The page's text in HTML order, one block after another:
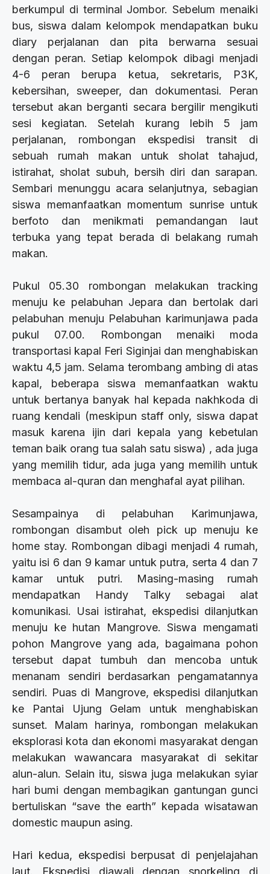
berkumpul di terminal Jombor. Sebelum menaiki
bus, siswa dalam kelompok mendapatkan buku
diary perjalanan dan pita berwarna sesuai
dengan peran. Setiap kelompok dibagi menjadi
4-6 peran berupa ketua, sekretaris, P3K,
kebersihan, sweeper, dan dokumentasi. Peran
tersebut akan berganti secara bergilir mengikuti
sesi kegiatan. Setelah kurang lebih 5 jam
perjalanan, rombongan ekspedisi transit di
sebuah rumah makan untuk sholat tahajud,
istirahat, sholat subuh, bersih diri dan sarapan.
Sembari menunggu acara selanjutnya, sebagian
siswa memanfaatkan momentum sunrise untuk
berfoto dan menikmati pemandangan laut
terbuka yang tepat berada di belakang rumah
makan.
Pukul 05.30 rombongan melakukan tracking
menuju ke pelabuhan Jepara dan bertolak dari
pelabuhan menuju Pelabuhan karimunjawa pada
pukul 07.00. Rombongan menaiki moda
transportasi kapal Feri Siginjai dan menghabiskan
waktu 4,5 jam. Selama terombang ambing di atas
kapal, beberapa siswa memanfaatkan waktu
untuk bertanya banyak hal kepada nakhkoda di
ruang kendali (meskipun staff only, siswa dapat
masuk karena ijin dari kepala yang kebetulan
teman baik orang tua salah satu siswa) , ada juga
yang memilih tidur, ada juga yang memilih untuk
membaca al-quran dan menghafal ayat pilihan.
Sesampainya di pelabuhan Karimunjawa,
rombongan disambut oleh pick up menuju ke
home stay. Rombongan dibagi menjadi 4 rumah,
yaitu isi 6 dan 9 kamar untuk putra, serta 4 dan 7
kamar untuk putri. Masing-masing rumah
mendapatkan Handy Talky sebagai alat
komunikasi. Usai istirahat, ekspedisi dilanjutkan
menuju ke hutan Mangrove. Siswa mengamati
pohon Mangrove yang ada, bagaimana pohon
tersebut dapat tumbuh dan mencoba untuk
menanam sendiri berdasarkan pengamatannya
sendiri. Puas di Mangrove, ekspedisi dilanjutkan
ke Pantai Ujung Gelam untuk menghabiskan
sunset. Malam harinya, rombongan melakukan
eksplorasi kota dan ekonomi masyarakat dengan
melakukan wawancara masyarakat di sekitar
alun-alun. Selain itu, siswa juga melakukan syiar
hari bumi dengan membagikan gantungan gunci
bertuliskan “save the earth” kepada wisatawan
domestic maupun asing.
Hari kedua, ekspedisi berpusat di penjelajahan
laut. Ekspedisi diawali dengan snorkeling di